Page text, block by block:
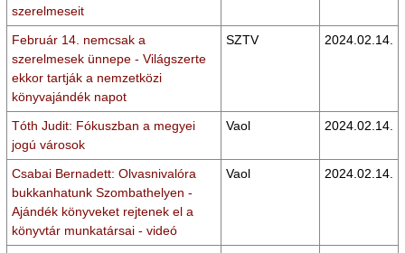
szerelmeseit
Február 14. nemcsak a
szerelmesek ünnepe - Világszerte
ekkor tartják a nemzetközi
könyvajándék napot
SZTV 2024.02.14.
Tóth Judit: Fókuszban a megyei
jogú városok
Vaol 2024.02.14.
Csabai Bernadett: Olvasnivalóra
bukkanhatunk Szombathelyen -
Ajándék könyveket rejtenek el a
könyvtár munkatársai - videó
Vaol 2024.02.14.